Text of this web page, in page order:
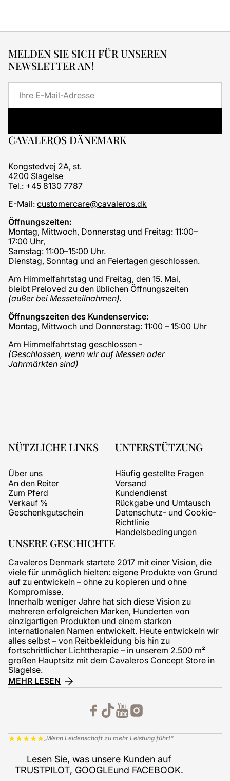
UNSERE GESCHICHTE
Cavaleros Denmark startete 2017 mit einer Vision, die
viele für unmöglich hielten: eigene Produkte von Grund
auf zu entwickeln – ohne zu kopieren und ohne
Kompromisse.
Innerhalb weniger Jahre hat sich diese Vision zu
mehreren erfolgreichen Marken, Hunderten von
einzigartigen Produkten und einem starken
internationalen Namen entwickelt. Heute entwickeln wir
alles selbst – von Reitbekleidung bis hin zu
fortschrittlicher Lichttherapie – in unserem 2.500 m²
großen Hauptsitz mit dem Cavaleros Concept Store in
Slagelse.
MEHR LESEN
★★★★★„Wenn Leidenschaft zu mehr Leistung führt“
Lesen Sie, was unsere Kunden auf
TRUSTPILOT, GOOGLEund FACEBOOK.
MELDEN SIE SICH FÜR UNSEREN
NEWSLETTER AN!
E-
Mail
CAVALEROS DÄNEMARK
Kongstedvej 2A, st.
4200 Slagelse
Tel.: +45 8130 7787
E-Mail: customercare@cavaleros.dk
Öffnungszeiten:
Montag, Mittwoch, Donnerstag und Freitag: 11:00–
17:00 Uhr,
Samstag: 11:00–15:00 Uhr.
Dienstag, Sonntag und an Feiertagen geschlossen.
Am Himmelfahrtstag und Freitag, den 15. Mai,
bleibt Preloved zu den üblichen Öffnungszeiten
(außer bei Messeteilnahmen).
Öffnungszeiten des Kundenservice:
Montag, Mittwoch und Donnerstag: 11:00 – 15:00 Uhr
Am Himmelfahrtstag geschlossen -
(Geschlossen, wenn wir auf Messen oder
Jahrmärkten sind)
NÜTZLICHE LINKS
Über uns
An den Reiter
Zum Pferd
Verkauf %
Geschenkgutschein
UNTERSTÜTZUNG
Häufig gestellte Fragen
Versand
Kundendienst
Rückgabe und Umtausch
Datenschutz- und Cookie-
Richtlinie
Handelsbedingungen